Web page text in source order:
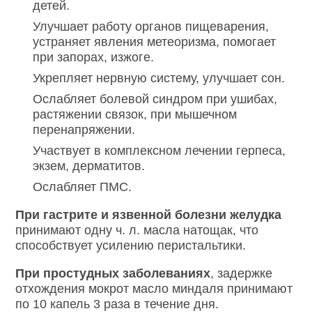
детей.
Улучшает работу органов пищеварения,
устраняет явления метеоризма, помогает
при запорах, изжоге.
Укрепляет нервную систему, улучшает сон.
Ослабляет болевой синдром при ушибах,
растяжении связок, при мышечном
перенапряжении.
Участвует в комплексном лечении герпеса,
экзем, дерматитов.
Ослабляет ПМС.
При гастрите и язвенной болезни желудка
принимают одну ч. л. масла натощак, что
способствует усилению перистальтики.
При простудных заболеваниях, задержке
отхождения мокрот масло миндаля принимают
по 10 капель 3 раза в течение дня.